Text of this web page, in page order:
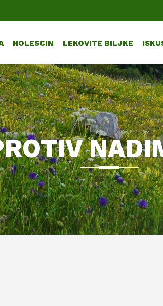
HOLESCIN LEKOVITE BILJKE